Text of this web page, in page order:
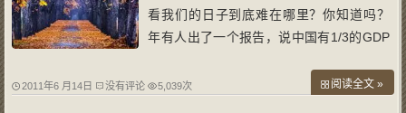
看我们的日子到底难在哪里？你知道吗？
年有人出了一个报告，说中国有1/3的GDP
到的灰色收入可能都在里面。“夜总会小姐
2011年6 月14日 没有评论 5,039次 阅读全文 »